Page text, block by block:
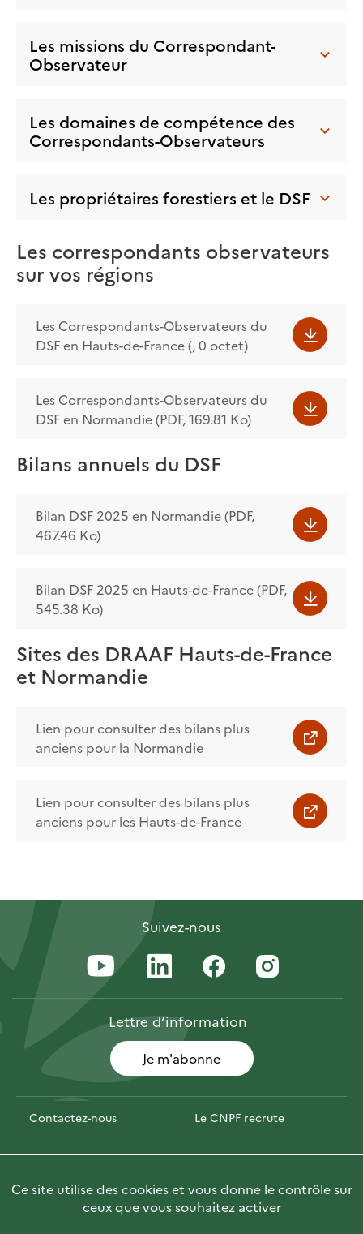
Les missions du Correspondant-
Observateur
Les domaines de compétence des
Correspondants-Observateurs
Les propriétaires forestiers et le DSF
Les correspondants observateurs
sur vos régions
Les Correspondants-Observateurs du
DSF en Hauts-de-France (, 0 octet)
Les Correspondants-Observateurs du
DSF en Normandie (PDF, 169.81 Ko)
Bilans annuels du DSF
Bilan DSF 2025 en Normandie (PDF,
467.46 Ko)
Bilan DSF 2025 en Hauts-de-France (PDF,
545.38 Ko)
Sites des DRAAF Hauts-de-France
et Normandie
Lien pour consulter des bilans plus
anciens pour la Normandie
Lien pour consulter des bilans plus
anciens pour les Hauts-de-France
Suivez-nous
Lettred’information
Je m'abonne
Contactez-nous Le CNPF recrute
Espace presse Marchés publics
Photofor Briefly in English
Ce site utilise des cookies et vous donne le contrôle sur
ceux que vous souhaitez activer